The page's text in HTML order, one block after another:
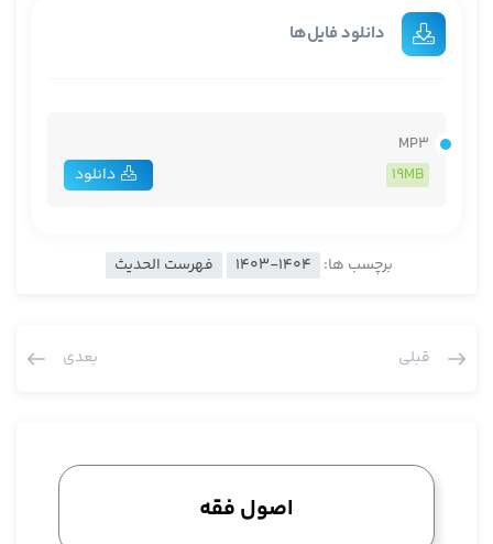
دانلود فایل‌ها
MP3
19MB
دانلود
برچسب ها: 1403-1404 فهرست الحدیث
قبلی بعدی
اصول فقه